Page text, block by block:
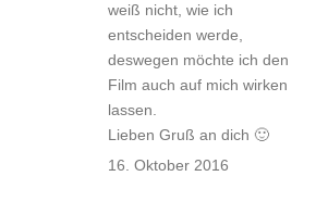
weiß nicht, wie ich
entscheiden werde,
deswegen möchte ich den
Film auch auf mich wirken
lassen.
Lieben Gruß an dich 🙂
16. Oktober 2016